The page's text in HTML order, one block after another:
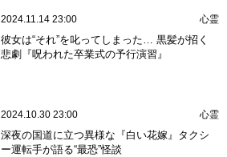
2024.11.14 23:00 心霊
彼女は“それ”を叱ってしまった… 黒髪が招く
悲劇『呪われた卒業式の予行演習』
2024.10.30 23:00 心霊
深夜の国道に立つ異様な『白い花嫁』タクシ
ー運転手が語る“最恐”怪談